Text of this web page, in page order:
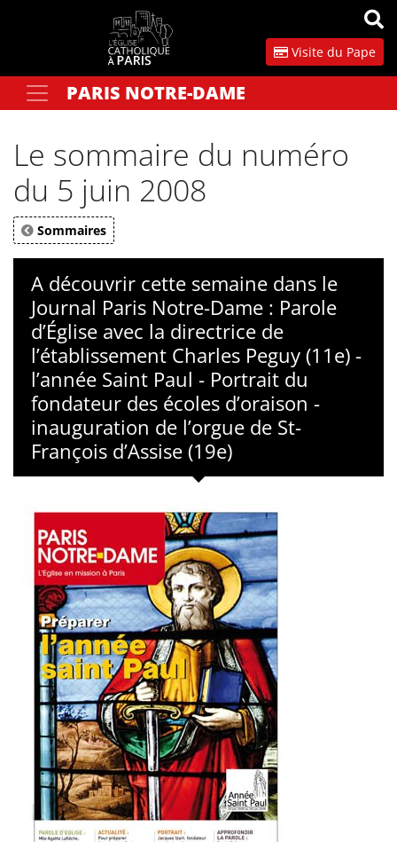
Visite du Pape
Votre recherchePARIS NOTRE-DAME
Le sommaire du numéro
du 5 juin 2008
Sommaires
A découvrir cette semaine dans le
Journal Paris Notre-Dame : Parole
d’Église avec la directrice de
l’établissement Charles Peguy (11e) -
l’année Saint Paul - Portrait du
fondateur des écoles d’oraison -
inauguration de l’orgue de St-
François d’Assise (19e)
Panneau de gestion des cookies